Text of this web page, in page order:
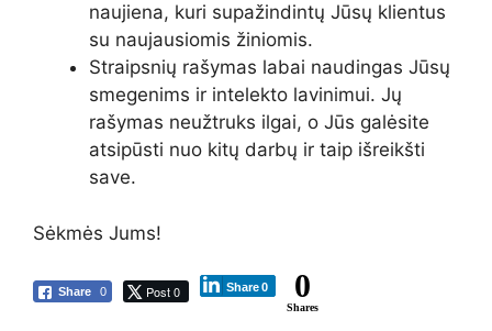
naujiena, kuri supažindintų Jūsų klientus
su naujausiomis žiniomis.
Straipsnių rašymas labai naudingas Jūsų
smegenims ir intelekto lavinimui. Jų
rašymas neužtruks ilgai, o Jūs galėsite
atsipūsti nuo kitų darbų ir taip išreikšti
save.
Sėkmės Jums!
Share 0 Post 0 Share0 0
Shares